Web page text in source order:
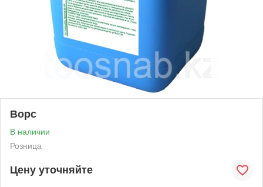
Ворс
В наличии
Розница
Цену уточняйте